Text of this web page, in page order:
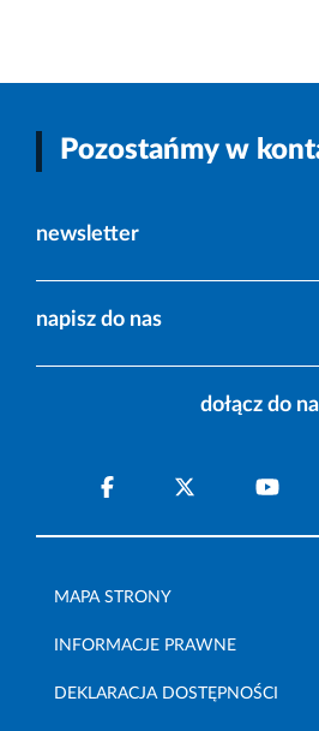
Pozostańmy w
newsletter
napisz do nas
dołącz do
MAPA STRONY
INFORMACJE PRAWNE
DEKLARACJA DOSTĘPNOŚCI